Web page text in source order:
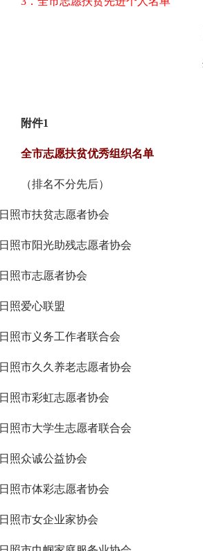
附件1
全市志愿扶贫优秀组织名单
（排名不分先后）
日照市扶贫志愿者协会
日照市阳光助残志愿者协会
日照市志愿者协会
日照爱心联盟
日照市义务工作者联合会
日照市久久养老志愿者协会
日照市彩虹志愿者协会
日照市大学生志愿者联合会
日照众诚公益协会
日照市体彩志愿者协会
日照市女企业家协会